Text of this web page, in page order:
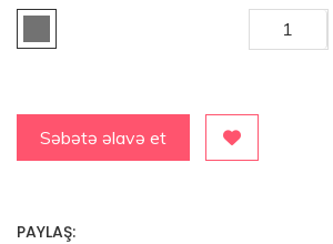
Səbətə əlavə et
PAYLAŞ: